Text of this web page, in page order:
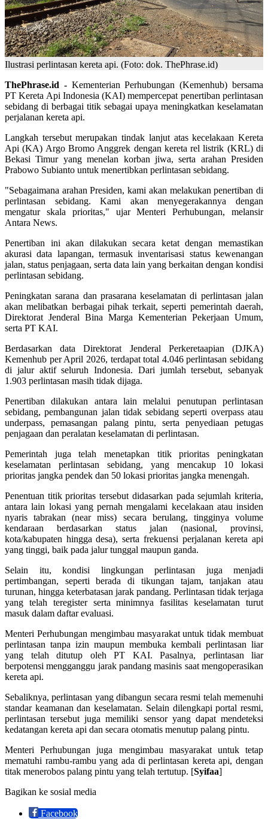
Ilustrasi perlintasan kereta api. (Foto: dok. ThePhrase.id)
ThePhrase.id - Kementerian Perhubungan (Kemenhub) bersama
PT Kereta Api Indonesia (KAI) mempercepat penertiban perlintasan
sebidang di berbagai titik sebagai upaya meningkatkan keselamatan
perjalanan kereta api.
Langkah tersebut merupakan tindak lanjut atas kecelakaan Kereta
Api (KA) Argo Bromo Anggrek dengan kereta rel listrik (KRL) di
Bekasi Timur yang menelan korban jiwa, serta arahan Presiden
Prabowo Subianto untuk menertibkan perlintasan sebidang.
"Sebagaimana arahan Presiden, kami akan melakukan penertiban di
perlintasan sebidang. Kami akan menyegerakannya dengan
mengatur skala prioritas," ujar Menteri Perhubungan, melansir
Antara News.
Penertiban ini akan dilakukan secara ketat dengan memastikan
akurasi data lapangan, termasuk inventarisasi status kewenangan
jalan, status penjagaan, serta data lain yang berkaitan dengan kondisi
perlintasan sebidang.
Peningkatan sarana dan prasarana keselamatan di perlintasan jalan
akan melibatkan berbagai pihak terkait, seperti pemerintah daerah,
Direktorat Jenderal Bina Marga Kementerian Pekerjaan Umum,
serta PT KAI.
Berdasarkan data Direktorat Jenderal Perkeretaapian (DJKA)
Kemenhub per April 2026, terdapat total 4.046 perlintasan sebidang
di jalur aktif seluruh Indonesia. Dari jumlah tersebut, sebanyak
1.903 perlintasan masih tidak dijaga.
Penertiban dilakukan antara lain melalui penutupan perlintasan
sebidang, pembangunan jalan tidak sebidang seperti overpass atau
underpass, pemasangan palang pintu, serta penyediaan petugas
penjagaan dan peralatan keselamatan di perlintasan.
Pemerintah juga telah menetapkan titik prioritas peningkatan
keselamatan perlintasan sebidang, yang mencakup 10 lokasi
prioritas jangka pendek dan 50 lokasi prioritas jangka menengah.
Penentuan titik prioritas tersebut didasarkan pada sejumlah kriteria,
antara lain lokasi yang pernah mengalami kecelakaan atau insiden
nyaris tabrakan (near miss) secara berulang, tingginya volume
kendaraan berdasarkan status jalan (nasional, provinsi,
kota/kabupaten hingga desa), serta frekuensi perjalanan kereta api
yang tinggi, baik pada jalur tunggal maupun ganda.
Selain itu, kondisi lingkungan perlintasan juga menjadi
pertimbangan, seperti berada di tikungan tajam, tanjakan atau
turunan, hingga keterbatasan jarak pandang. Perlintasan tidak terjaga
yang telah teregister serta minimnya fasilitas keselamatan turut
masuk dalam daftar evaluasi.
Menteri Perhubungan mengimbau masyarakat untuk tidak membuat
perlintasan tanpa izin maupun membuka kembali perlintasan liar
yang telah ditutup oleh PT KAI. Pasalnya, perlintasan liar
berpotensi mengganggu jarak pandang masinis saat mengoperasikan
kereta api.
Sebaliknya, perlintasan yang dibangun secara resmi telah memenuhi
standar keamanan dan keselamatan. Selain dilengkapi portal resmi,
perlintasan tersebut juga memiliki sensor yang dapat mendeteksi
kedatangan kereta api dan secara otomatis menutup palang pintu.
Menteri Perhubungan juga mengimbau masyarakat untuk tetap
mematuhi rambu-rambu yang ada di perlintasan kereta api, dengan
titak menerobos palang pintu yang telah tertutup. [Syifaa]
Bagikan ke sosial media
Facebook